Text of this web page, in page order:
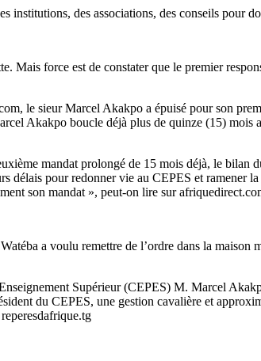
institutions, des associations, des conseils pour
force est de constater que le premier
le sieur Marcel Akakpo a épuisé pour son
Akakpo boucle déjà plus de quinze (15) mois
mandat prolongé de 15 mois déjà, le bilan
délais pour redonner vie au CEPES et ramener
son mandat », peut-on lire sur
a voulu remettre de l’ordre dans la
Supérieur (CEPES) M. Marcel
du CEPES, une gestion cavalière et